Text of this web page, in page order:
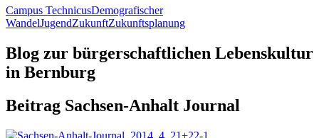
Campus TechnicusDemografischer
WandelJugendZukunftZukunftsplanung
Blog zur bürgerschaftlichen Lebenskultur
in Bernburg
Beitrag Sachsen-Anhalt Journal